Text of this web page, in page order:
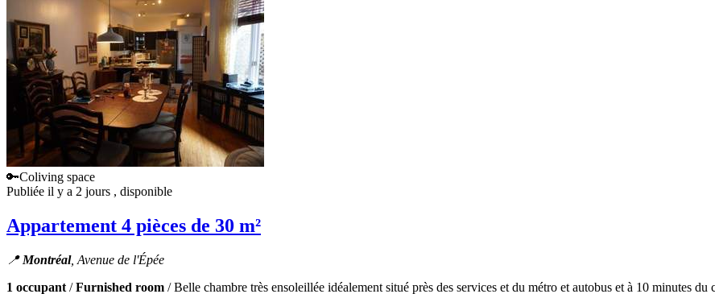
🔑Coliving space
Publiée il y a 2 jours , disponible
Appartement 4 pièces de 30 m²
📍 Montréal, Avenue de l'Épée
1 occupant /Furnished room / Belle chambre très ensoleillée idéalement situé près des services et du métro et autobus et à 10 minutes